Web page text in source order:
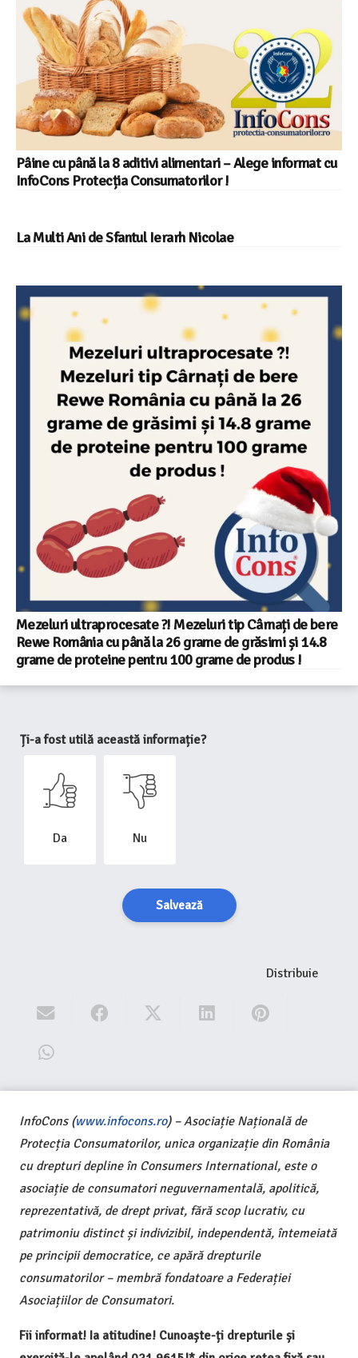
Pâine cu până la 8 aditivi alimentari – Alege informat cu
InfoCons Protecția Consumatorilor !
La Multi Ani de Sfantul Ierarh Nicolae
Mezeluri ultraprocesate ?! Mezeluri tip Cârnați de bere
Rewe România cu până la 26 grame de grăsimi și 14.8
grame de proteine pentru 100 grame de produs !
Ți-a fost utilă această informație?
Da Nu
Salvează
Distribuie
InfoCons (www.infocons.ro) – Asociație Națională de
Protecția Consumatorilor, unica organizație din România
cu drepturi depline în Consumers International, este o
asociație de consumatori neguvernamentală, apolitică,
reprezentativă, de drept privat, fără scop lucrativ, cu
patrimoniu distinct și indivizibil, independentă, întemeiată
pe principii democratice, ce apără drepturile
consumatorilor – membră fondatoare a Federației
Asociațiilor de Consumatori.
Fii informat! Ia atitudine! Cunoaște-ți drepturile și